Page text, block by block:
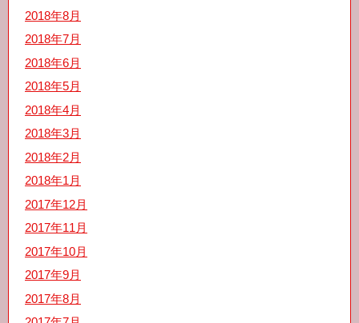
2018年8月
2018年7月
2018年6月
2018年5月
2018年4月
2018年3月
2018年2月
2018年1月
2017年12月
2017年11月
2017年10月
2017年9月
2017年8月